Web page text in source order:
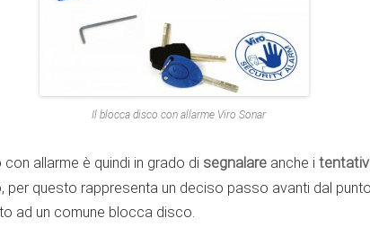
Il blocca disco con allarme Viro Sonar
allarme è quindi in grado di segnalare anche i
per questo rappresenta un deciso passo avanti dal
ad un comune blocca disco.